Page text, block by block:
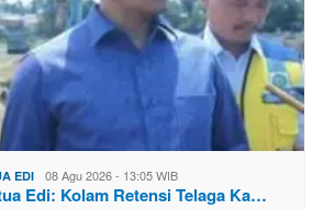
EDI 08 Agu 2026 - 13:05 WIB
Edi: Kolam Retensi Telaga Ka…